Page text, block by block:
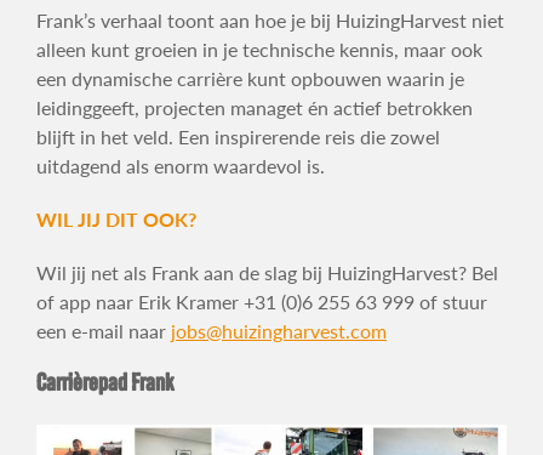
Frank’s verhaal toont aan hoe je bij HuizingHarvest niet
alleen kunt groeien in je technische kennis, maar ook
een dynamische carrière kunt opbouwen waarin je
leidinggeeft, projecten managet én actief betrokken
blijft in het veld. Een inspirerende reis die zowel
uitdagend als enorm waardevol is.
WIL JIJ DIT OOK?
Wil jij net als Frank aan de slag bij HuizingHarvest? Bel
of app naar Erik Kramer +31 (0)6 255 63 999 of stuur
een e-mail naar jobs@huizingharvest.com
Carrièrepad Frank